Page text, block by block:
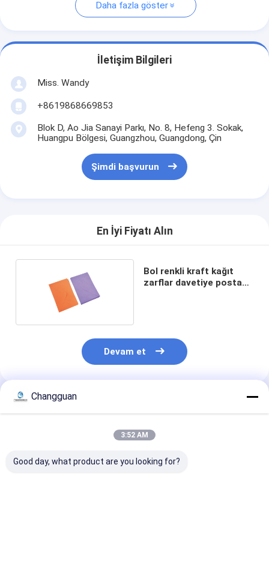
Daha fazla göster
İletişim Bilgileri
Miss. Wandy
+8619868669853
Blok D, Ao Jia Sanayi Parkı, No. 8, Hefeng 3. Sokak,
Huangpu Bölgesi, Guangzhou, Guangdong, Çin
Şimdi başvurun
En İyi Fiyatı Alın
Bol renkli kraft kağıt
zarflar davetiye posta
Devam et
Önerilen Ürünler
Changguan
3:52 AM
Good day, what product are you looking for?